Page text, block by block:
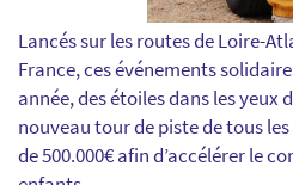
Lancés sur les routes de Loire-
France, ces événements
année, des étoiles dans les yeux
nouveau tour de piste de tous
de 500.000€ afin d’accélérer le